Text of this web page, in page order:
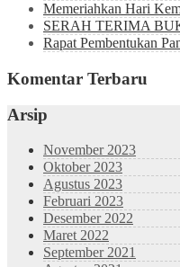
Memeriahkan Hari
SERAH TERIMA
Rapat Pembentukan
Komentar Terbaru
Arsip
November 2023
Oktober 2023
Agustus 2023
Februari 2023
Desember 2022
Maret 2022
September 2021